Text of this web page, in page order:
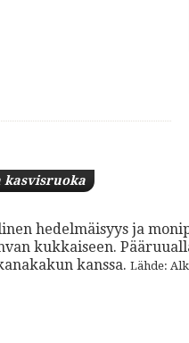
kasvisruoka
hedelmäisyys ja
kukkaiseen.
kanssa. Lähde: